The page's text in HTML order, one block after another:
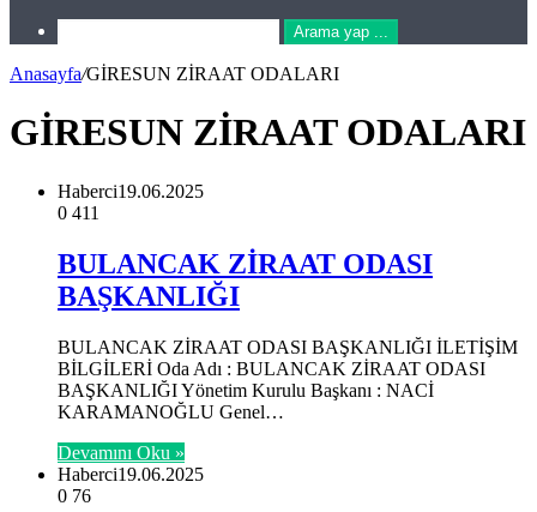
Arama yap ...
Anasayfa/GİRESUN ZİRAAT ODALARI
GİRESUN ZİRAAT ODALARI
Haberci19.06.2025
0 411
BULANCAK ZİRAAT ODASI
BAŞKANLIĞI
BULANCAK ZİRAAT ODASI BAŞKANLIĞI İLETİŞİM
BİLGİLERİ Oda Adı : BULANCAK ZİRAAT ODASI
BAŞKANLIĞI Yönetim Kurulu Başkanı : NACİ
KARAMANOĞLU Genel…
Devamını Oku »
Haberci19.06.2025
0 76